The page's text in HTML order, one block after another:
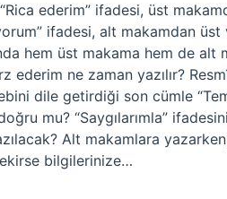
ederim” ifadesi, üst
ifadesi, alt makamdan
hem üst makama hem de
ederim ne zaman yazılır?
dile getirdiği son cümle
mu? “Saygılarımla”
Alt makamlara
bilgilerinize…